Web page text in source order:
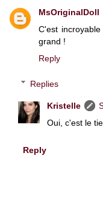
MsOriginalDoll
C'est
grand !
Reply
Replies
Kristelle
Oui, c'est le
Reply